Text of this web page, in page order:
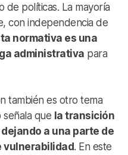
de políticas. La mayoría
con independencia de
normativa es una
administrativa para
también es otro tema
que la transición
a una parte de
vulnerabilidad. En este